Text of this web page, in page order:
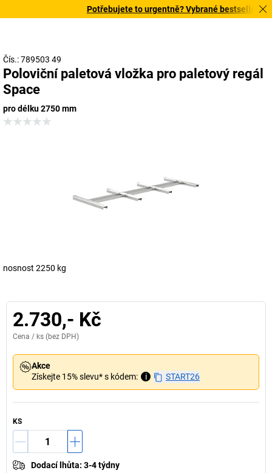
Potřebujete to urgentně? Vybrané bestsellery
Čís.: 789503 49
Poloviční paletová vložka pro paletový regál
Space
pro délku 2750 mm
nosnost 2250 kg
2.730,- Kč
Cena / ks (bez DPH)
Akce
Získejte 15% slevu* s kódem:
i START26
KS
Dodací lhůta: 3-4 týdny